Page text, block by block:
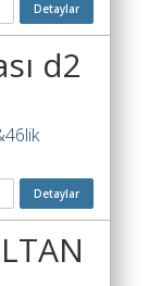
Detaylar
d2
Detaylar